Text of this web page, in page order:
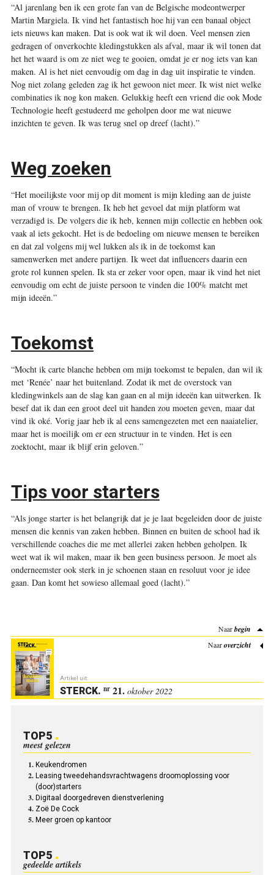
“Al jarenlang ben ik een grote fan van de Belgische modeontwerper
Martin Margiela. Ik vind het fantastisch hoe hij van een banaal object
iets nieuws kan maken. Dat is ook wat ik wil doen. Veel mensen zien
gedragen of onverkochte kledingstukken als afval, maar ik wil tonen dat
het het waard is om ze niet weg te gooien, omdat je er nog iets van kan
maken. Al is het niet eenvoudig om dag in dag uit inspiratie te vinden.
Nog niet zolang geleden zag ik het gewoon niet meer. Ik wist niet welke
combinaties ik nog kon maken. Gelukkig heeft een vriend die ook Mode
Technologie heeft gestudeerd me geholpen door me wat nieuwe
inzichten te geven. Ik was terug snel op dreef (lacht).”
Weg zoeken
“Het moeilijkste voor mij op dit moment is mijn kleding aan de juiste
man of vrouw te brengen. Ik heb het gevoel dat mijn platform wat
verzadigd is. De volgers die ik heb, kennen mijn collectie en hebben ook
vaak al iets gekocht. Het is de bedoeling om nieuwe mensen te bereiken
en dat zal volgens mij wel lukken als ik in de toekomst kan
samenwerken met andere partijen. Ik weet dat influencers daarin een
grote rol kunnen spelen. Ik sta er zeker voor open, maar ik vind het niet
eenvoudig om echt de juiste persoon te vinden die 100% matcht met
mijn ideeën.”
Toekomst
“Mocht ik carte blanche hebben om mijn toekomst te bepalen, dan wil ik
met ‘Renée’ naar het buitenland. Zodat ik met de overstock van
kledingwinkels aan de slag kan gaan en al mijn ideeën kan uitwerken. Ik
besef dat ik dan een groot deel uit handen zou moeten geven, maar dat
vind ik oké. Vorig jaar heb ik al eens samengezeten met een naaiatelier,
maar het is moeilijk om er een structuur in te vinden. Het is een
zoektocht, maar ik blijf erin geloven.”
Tips voor starters
“Als jonge starter is het belangrijk dat je je laat begeleiden door de juiste
mensen die kennis van zaken hebben. Binnen en buiten de school had ik
verschillende coaches die me met allerlei zaken hebben geholpen. Ik
weet wat ik wil maken, maar ik ben geen business persoon. Je moet als
onderneemster ook sterk in je schoenen staan en resoluut voor je idee
gaan. Dan komt het sowieso allemaal goed (lacht).”
Naarbegin
Naaroverzicht
Artikel uit:
STERCK. nr21. oktober 2022
TOP5
meest gelezen
Keukendromen
Leasing tweedehandsvrachtwagens droomoplossing voor
(door)starters
Digitaal doorgedreven dienstverlening
Zoë De Cock
Meer groen op kantoor
TOP5
gedeelde artikels